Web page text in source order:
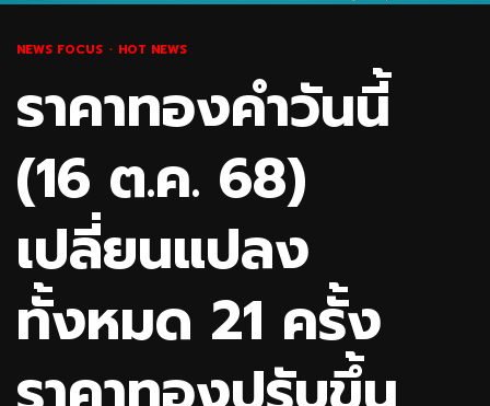
NEWS FOCUS HOT NEWS
ราคาทองคำวันนี้
(16 ต.ค. 68)
เปลี่ยนแปลง
ทั้งหมด 21 ครั้ง